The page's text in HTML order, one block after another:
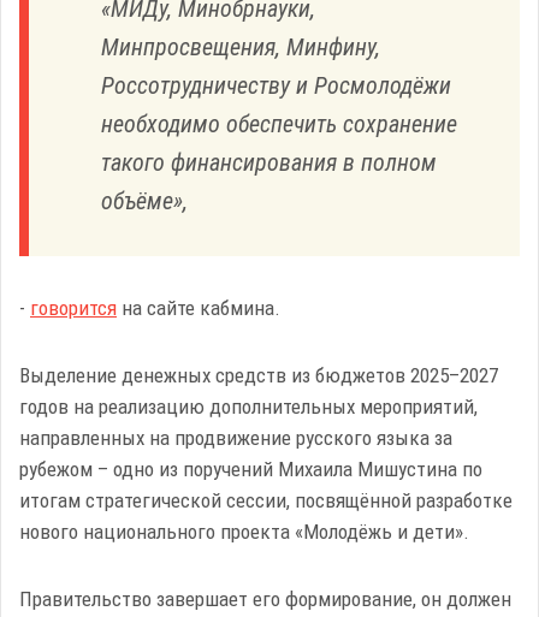
«МИДу, Минобрнауки,
Минпросвещения, Минфину,
Россотрудничеству и Росмолодёжи
необходимо обеспечить сохранение
такого финансирования в полном
объёме»,
- говорится на сайте кабмина.
Выделение денежных средств из бюджетов 2025–2027
годов на реализацию дополнительных мероприятий,
направленных на продвижение русского языка за
рубежом – одно из поручений Михаила Мишустина по
итогам стратегической сессии, посвящённой разработке
нового национального проекта «Молодёжь и дети».
Правительство завершает его формирование, он должен